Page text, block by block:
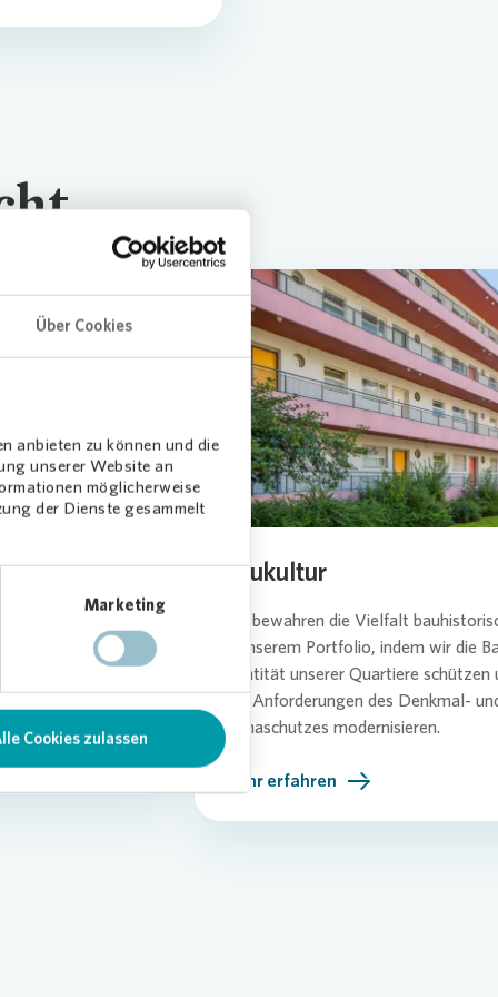
Über Cookies
anbieten zu können und die
unserer Website an
möglicherweise
der Dienste gesammelt
Marketing
Cookies zulassen
um Konzepte für
unseren Quartieren
Loading...
Baukultur
Wir bewahren die Vielfalt
in unserem Portfolio, indem wir die
Identität unserer Quartiere schützen
den Anforderungen des Denkmal-
Klimaschutzes modernisieren.
Mehr erfahren